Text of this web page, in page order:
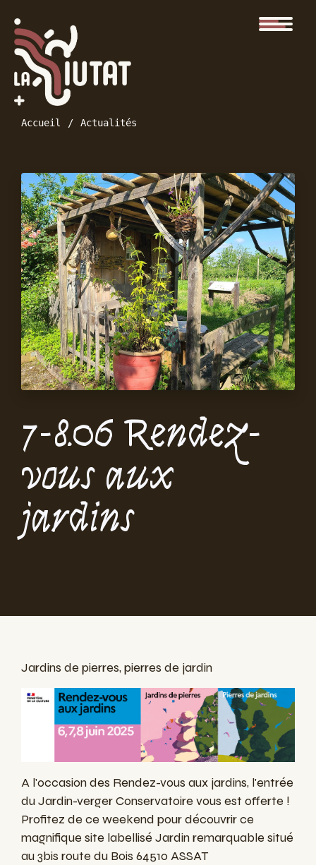
Accueil Actualités
7-8.06 Rendez-
vous aux
jardins
Jardins de pierres, pierres de jardin
A l'occasion des Rendez-vous aux jardins, l'entrée
du Jardin-verger Conservatoire vous est offerte !
Profitez de ce weekend pour découvrir ce
magnifique site labellisé Jardin remarquable situé
au 3bis route du Bois 64510 ASSAT